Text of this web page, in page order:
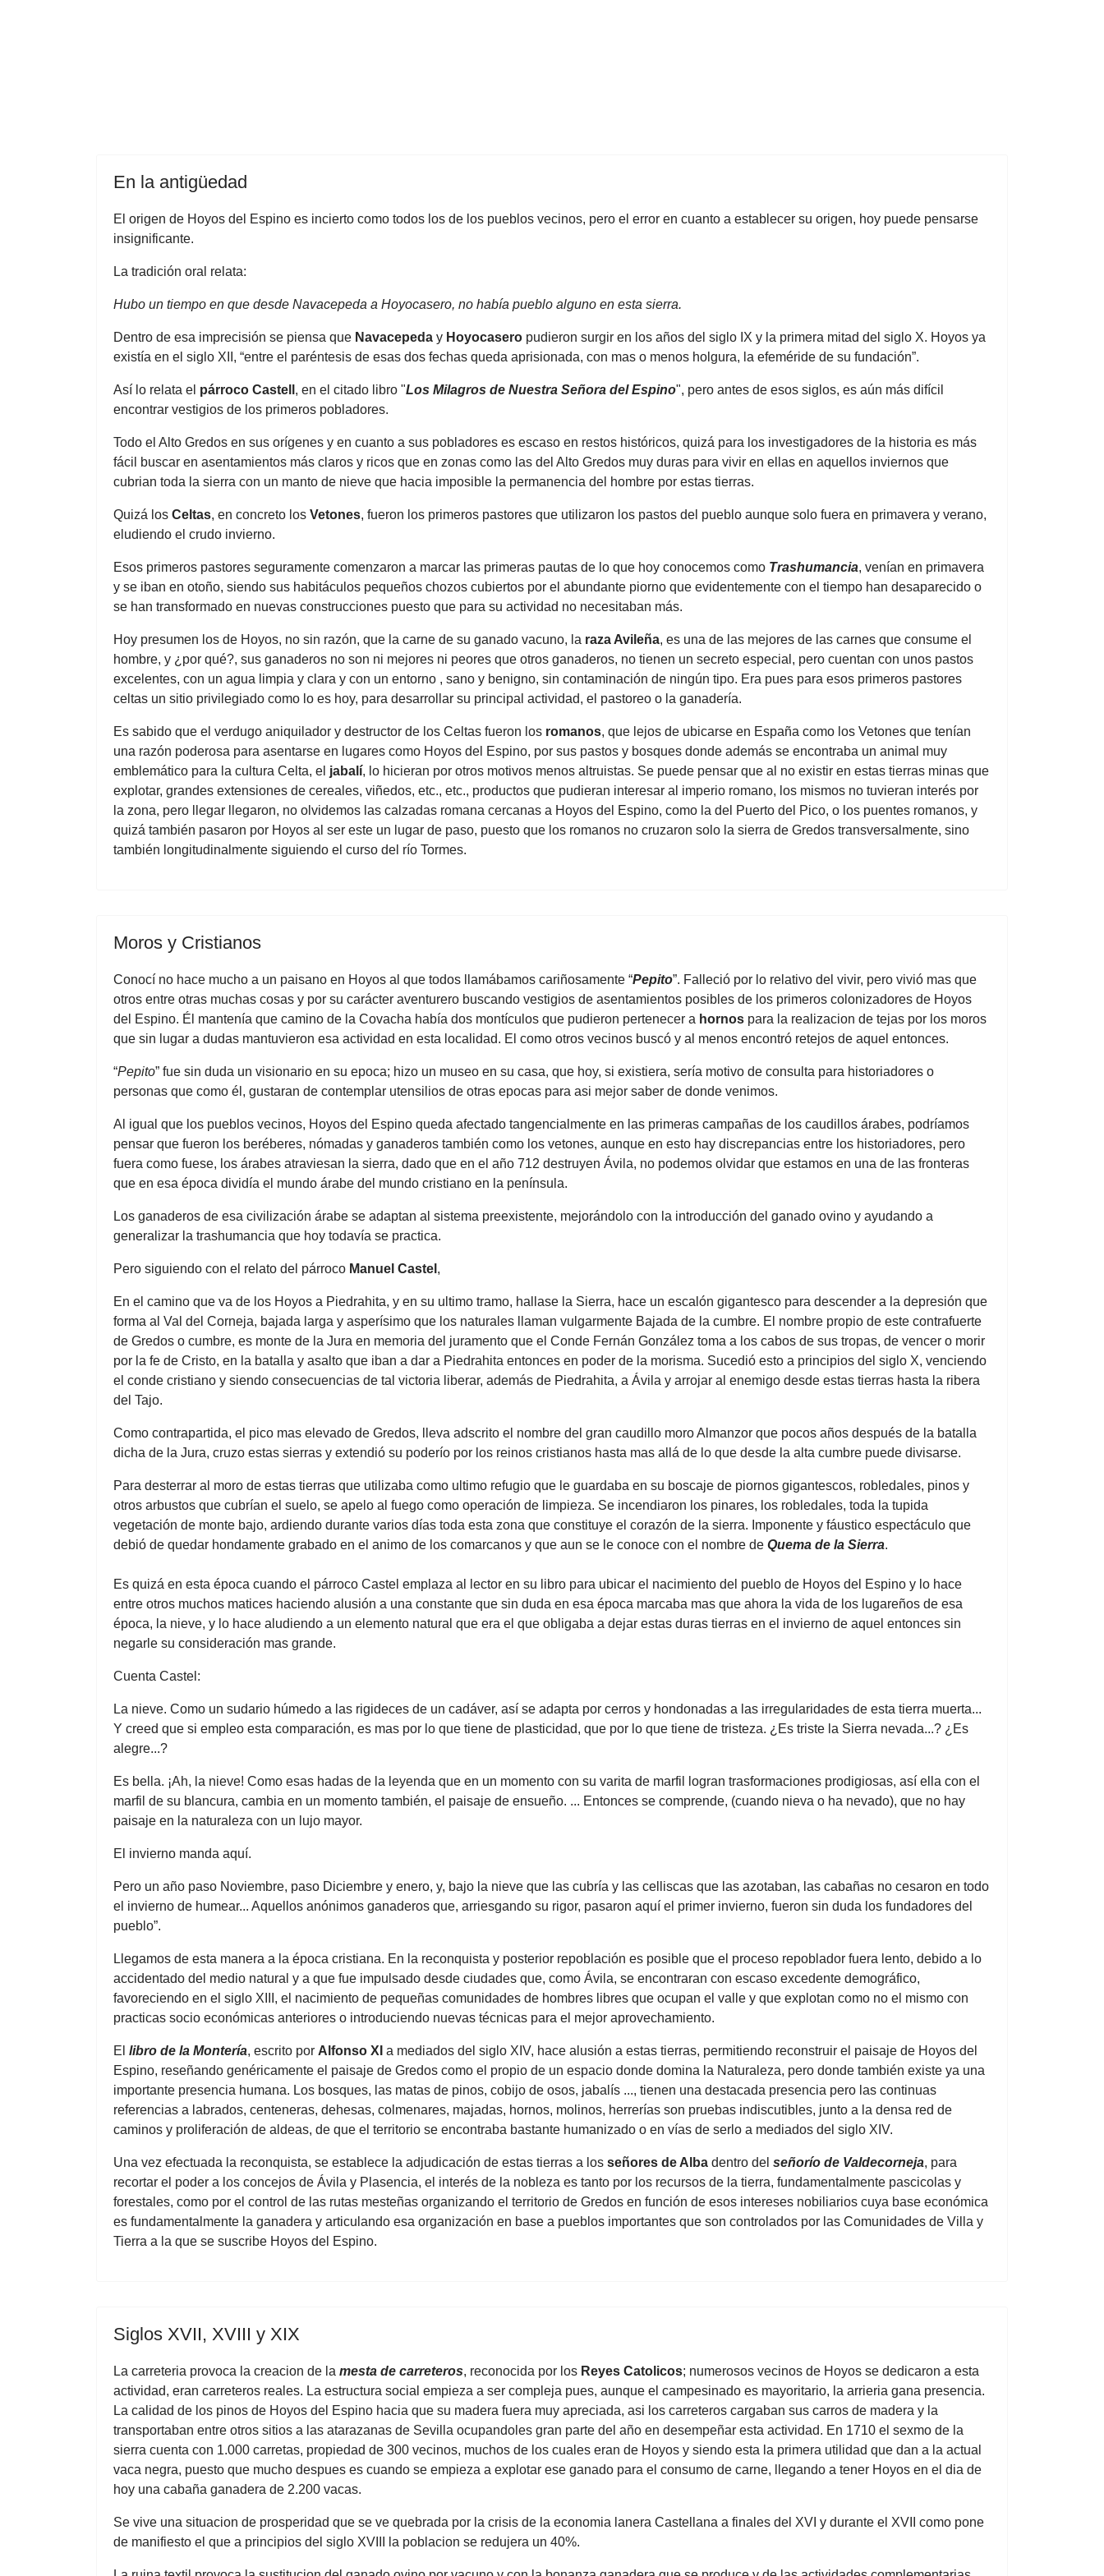
En la antigüedad
El origen de Hoyos del Espino es incierto como todos los de los pueblos vecinos, pero el error en cuanto a establecer su origen, hoy puede pensarse
insignificante.
La tradición oral relata:
Hubo un tiempo en que desde Navacepeda a Hoyocasero, no había pueblo alguno en esta sierra.
Dentro de esa imprecisión se piensa que Navacepeda y Hoyocasero pudieron surgir en los años del siglo IX y la primera mitad del siglo X. Hoyos ya
existía en el siglo XII, “entre el paréntesis de esas dos fechas queda aprisionada, con mas o menos holgura, la efeméride de su fundación”.
Así lo relata el párroco Castell , en el citado libro "Los Milagros de Nuestra Señora del Espino", pero antes de esos siglos, es aún más difícil
encontrar vestigios de los primeros pobladores.
Todo el Alto Gredos en sus orígenes y en cuanto a sus pobladores es escaso en restos históricos, quizá para los investigadores de la historia es más
fácil buscar en asentamientos más claros y ricos que en zonas como las del Alto Gredos muy duras para vivir en ellas en aquellos inviernos que
cubrian toda la sierra con un manto de nieve que hacia imposible la permanencia del hombre por estas tierras.
Quizá los Celtas, en concreto los Vetones, fueron los primeros pastores que utilizaron los pastos del pueblo aunque solo fuera en primavera y verano,
eludiendo el crudo invierno.
Esos primeros pastores seguramente comenzaron a marcar las primeras pautas de lo que hoy conocemos como Trashumancia, venían en primavera
y se iban en otoño, siendo sus habitáculos pequeños chozos cubiertos por el abundante piorno que evidentemente con el tiempo han desaparecido o
se han transformado en nuevas construcciones puesto que para su actividad no necesitaban más.
Hoy presumen los de Hoyos, no sin razón, que la carne de su ganado vacuno, la raza Avileña, es una de las mejores de las carnes que consume el
hombre, y ¿por qué?, sus ganaderos no son ni mejores ni peores que otros ganaderos, no tienen un secreto especial, pero cuentan con unos pastos
excelentes, con un agua limpia y clara y con un entorno , sano y benigno, sin contaminación de ningún tipo. Era pues para esos primeros pastores
celtas un sitio privilegiado como lo es hoy, para desarrollar su principal actividad, el pastoreo o la ganadería.
Es sabido que el verdugo aniquilador y destructor de los Celtas fueron los romanos, que lejos de ubicarse en España como los Vetones que tenían
una razón poderosa para asentarse en lugares como Hoyos del Espino, por sus pastos y bosques donde además se encontraba un animal muy
emblemático para la cultura Celta, el jabalí, lo hicieran por otros motivos menos altruistas. Se puede pensar que al no existir en estas tierras minas que
explotar, grandes extensiones de cereales, viñedos, etc., etc., productos que pudieran interesar al imperio romano, los mismos no tuvieran interés por
la zona, pero llegar llegaron, no olvidemos las calzadas romana cercanas a Hoyos del Espino, como la del Puerto del Pico, o los puentes romanos, y
quizá también pasaron por Hoyos al ser este un lugar de paso, puesto que los romanos no cruzaron solo la sierra de Gredos transversalmente, sino
también longitudinalmente siguiendo el curso del río Tormes.
Moros y Cristianos
Conocí no hace mucho a un paisano en Hoyos al que todos llamábamos cariñosamente “Pepito”. Falleció por lo relativo del vivir, pero vivió mas que
otros entre otras muchas cosas y por su carácter aventurero buscando vestigios de asentamientos posibles de los primeros colonizadores de Hoyos
del Espino. Él mantenía que camino de la Covacha había dos montículos que pudieron pertenecer a hornos para la realizacion de tejas por los moros
que sin lugar a dudas mantuvieron esa actividad en esta localidad. El como otros vecinos buscó y al menos encontró retejos de aquel entonces.
“Pepito” fue sin duda un visionario en su epoca; hizo un museo en su casa, que hoy, si existiera, sería motivo de consulta para historiadores o
personas que como él, gustaran de contemplar utensilios de otras epocas para asi mejor saber de donde venimos.
Al igual que los pueblos vecinos, Hoyos del Espino queda afectado tangencialmente en las primeras campañas de los caudillos árabes, podríamos
pensar que fueron los beréberes, nómadas y ganaderos también como los vetones, aunque en esto hay discrepancias entre los historiadores, pero
fuera como fuese, los árabes atraviesan la sierra, dado que en el año 712 destruyen Ávila, no podemos olvidar que estamos en una de las fronteras
que en esa época dividía el mundo árabe del mundo cristiano en la península.
Los ganaderos de esa civilización árabe se adaptan al sistema preexistente, mejorándolo con la introducción del ganado ovino y ayudando a
generalizar la trashumancia que hoy todavía se practica.
Pero siguiendo con el relato del párroco Manuel Castel ,
En el camino que va de los Hoyos a Piedrahita, y en su ultimo tramo, hallase la Sierra, hace un escalón gigantesco para descender a la depresión que
forma al Val del Corneja, bajada larga y asperísimo que los naturales llaman vulgarmente Bajada de la cumbre. El nombre propio de este contrafuerte
de Gredos o cumbre, es monte de la Jura en memoria del juramento que el Conde Fernán González toma a los cabos de sus tropas, de vencer o morir
por la fe de Cristo, en la batalla y asalto que iban a dar a Piedrahita entonces en poder de la morisma. Sucedió esto a principios del siglo X, venciendo
el conde cristiano y siendo consecuencias de tal victoria liberar, además de Piedrahita, a Ávila y arrojar al enemigo desde estas tierras hasta la ribera
del Tajo.
Como contrapartida, el pico mas elevado de Gredos, lleva adscrito el nombre del gran caudillo moro Almanzor que pocos años después de la batalla
dicha de la Jura, cruzo estas sierras y extendió su poderío por los reinos cristianos hasta mas allá de lo que desde la alta cumbre puede divisarse.
Para desterrar al moro de estas tierras que utilizaba como ultimo refugio que le guardaba en su boscaje de piornos gigantescos, robledales, pinos y
otros arbustos que cubrían el suelo, se apelo al fuego como operación de limpieza. Se incendiaron los pinares, los robledales, toda la tupida
vegetación de monte bajo, ardiendo durante varios días toda esta zona que constituye el corazón de la sierra. Imponente y fáustico espectáculo que
debió de quedar hondamente grabado en el animo de los comarcanos y que aun se le conoce con el nombre de Quema de la Sierra.
Es quizá en esta época cuando el párroco Castel emplaza al lector en su libro para ubicar el nacimiento del pueblo de Hoyos del Espino y lo hace
entre otros muchos matices haciendo alusión a una constante que sin duda en esa época marcaba mas que ahora la vida de los lugareños de esa
época, la nieve, y lo hace aludiendo a un elemento natural que era el que obligaba a dejar estas duras tierras en el invierno de aquel entonces sin
negarle su consideración mas grande.
Cuenta Castel:
La nieve. Como un sudario húmedo a las rigideces de un cadáver, así se adapta por cerros y hondonadas a las irregularidades de esta tierra muerta...
Y creed que si empleo esta comparación, es mas por lo que tiene de plasticidad, que por lo que tiene de tristeza. ¿Es triste la Sierra nevada...? ¿Es
alegre...?
Es bella. ¡Ah, la nieve! Como esas hadas de la leyenda que en un momento con su varita de marfil logran trasformaciones prodigiosas, así ella con el
marfil de su blancura, cambia en un momento también, el paisaje de ensueño. ... Entonces se comprende, (cuando nieva o ha nevado), que no hay
paisaje en la naturaleza con un lujo mayor.
El invierno manda aquí.
Pero un año paso Noviembre, paso Diciembre y enero, y, bajo la nieve que las cubría y las celliscas que las azotaban, las cabañas no cesaron en todo
el invierno de humear... Aquellos anónimos ganaderos que, arriesgando su rigor, pasaron aquí el primer invierno, fueron sin duda los fundadores del
pueblo”.
Llegamos de esta manera a la época cristiana. En la reconquista y posterior repoblación es posible que el proceso repoblador fuera lento, debido a lo
accidentado del medio natural y a que fue impulsado desde ciudades que, como Ávila, se encontraran con escaso excedente demográfico,
favoreciendo en el siglo XIII, el nacimiento de pequeñas comunidades de hombres libres que ocupan el valle y que explotan como no el mismo con
practicas socio económicas anteriores o introduciendo nuevas técnicas para el mejor aprovechamiento.
El libro de la Montería, escrito por Alfonso XI a mediados del siglo XIV, hace alusión a estas tierras, permitiendo reconstruir el paisaje de Hoyos del
Espino, reseñando genéricamente el paisaje de Gredos como el propio de un espacio donde domina la Naturaleza, pero donde también existe ya una
importante presencia humana. Los bosques, las matas de pinos, cobijo de osos, jabalís ..., tienen una destacada presencia pero las continuas
referencias a labrados, centeneras, dehesas, colmenares, majadas, hornos, molinos, herrerías son pruebas indiscutibles, junto a la densa red de
caminos y proliferación de aldeas, de que el territorio se encontraba bastante humanizado o en vías de serlo a mediados del siglo XIV.
Una vez efectuada la reconquista, se establece la adjudicación de estas tierras a los señores de Alba dentro del señorío de Valdecorneja, para
recortar el poder a los concejos de Ávila y Plasencia, el interés de la nobleza es tanto por los recursos de la tierra, fundamentalmente pascicolas y
forestales, como por el control de las rutas mesteñas organizando el territorio de Gredos en función de esos intereses nobiliarios cuya base económica
es fundamentalmente la ganadera y articulando esa organización en base a pueblos importantes que son controlados por las Comunidades de Villa y
Tierra a la que se suscribe Hoyos del Espino.
Siglos XVII, XVIII y XIX
La carreteria provoca la creacion de la mesta de carreteros, reconocida por los Reyes Catolicos; numerosos vecinos de Hoyos se dedicaron a esta
actividad, eran carreteros reales. La estructura social empieza a ser compleja pues, aunque el campesinado es mayoritario, la arrieria gana presencia.
La calidad de los pinos de Hoyos del Espino hacia que su madera fuera muy apreciada, asi los carreteros cargaban sus carros de madera y la
transportaban entre otros sitios a las atarazanas de Sevilla ocupandoles gran parte del año en desempeñar esta actividad. En 1710 el sexmo de la
sierra cuenta con 1.000 carretas, propiedad de 300 vecinos, muchos de los cuales eran de Hoyos y siendo esta la primera utilidad que dan a la actual
vaca negra, puesto que mucho despues es cuando se empieza a explotar ese ganado para el consumo de carne, llegando a tener Hoyos en el dia de
hoy una cabaña ganadera de 2.200 vacas.
Se vive una situacion de prosperidad que se ve quebrada por la crisis de la economia lanera Castellana a finales del XVI y durante el XVII como pone
de manifiesto el que a principios del siglo XVIII la poblacion se redujera un 40%.